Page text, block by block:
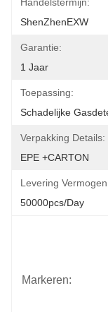
ShenZhenEXW
Garantie:
1 Jaar
Toepassing:
Schadelijke
Verpakking Details:
EPE +CARTON
Levering
50000pcs/day
Markeren: